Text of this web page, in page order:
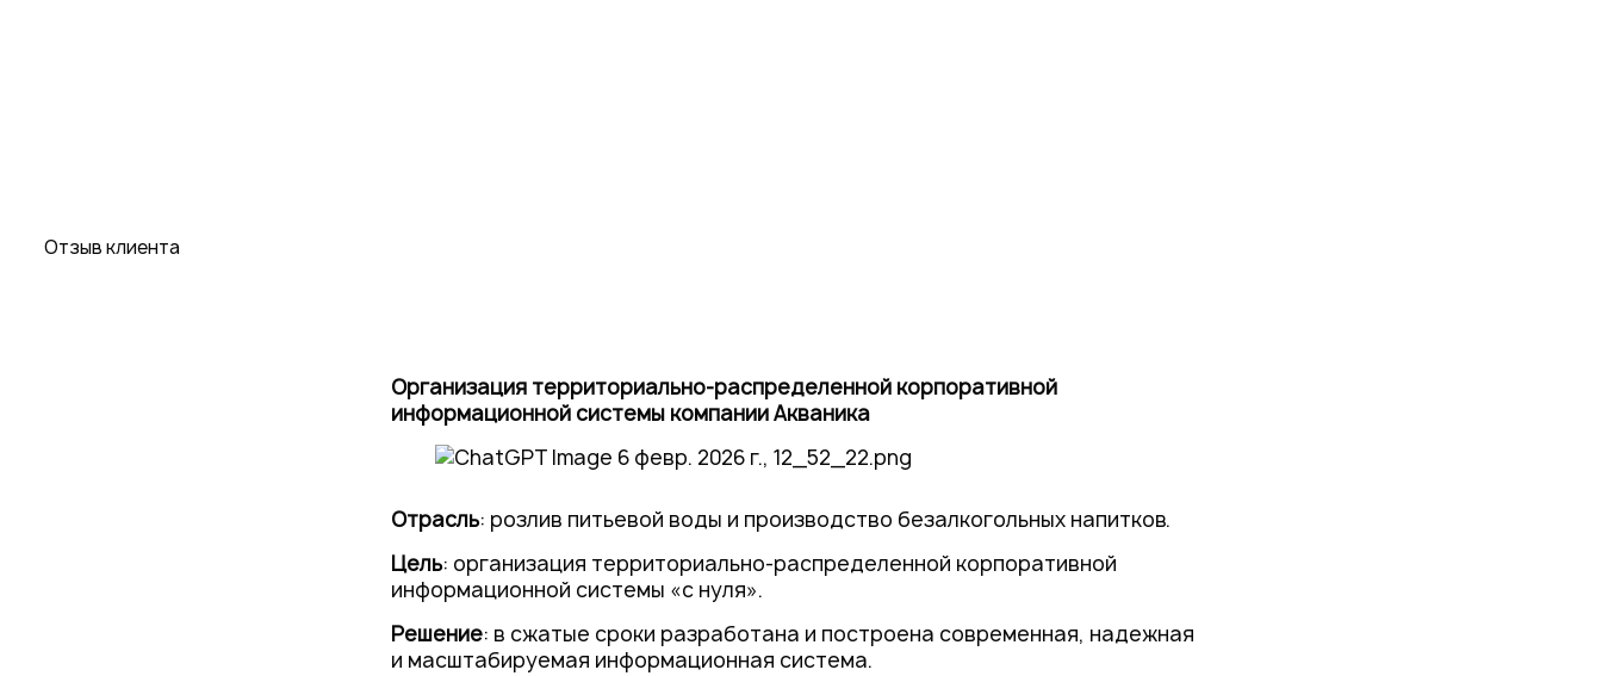
Отзыв клиента
Организация территориально-распределенной корпоративной
информационной системы компании Акваника
Отрасль: розлив питьевой воды и производство безалкогольных напитков.
Цель: организация территориально-распределенной корпоративной
информационной системы «с нуля».
Решение: в сжатые сроки разработана и построена современная, надежная
и масштабируемая информационная система.